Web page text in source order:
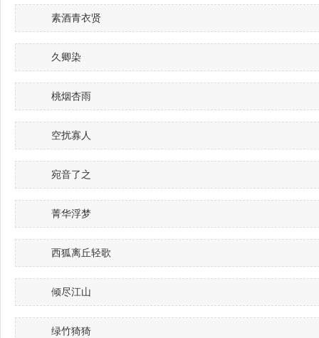
素酒青衣贤
久卿染
桃烟杏雨
空扰寡人
宛音了之
菁华浮梦
西狐离丘轻歌
倾尽江山
绿竹猗猗